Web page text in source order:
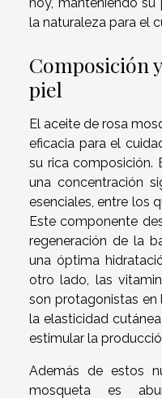
la naturaleza para el
Composición
piel
El aceite de rosa
eficacia para el
su rica composición.
una concentración
esenciales, entre los
Este componente
regeneración de la
una óptima
otro lado, las
son protagonistas
la elasticidad
estimular la
Además de estos
mosqueta es